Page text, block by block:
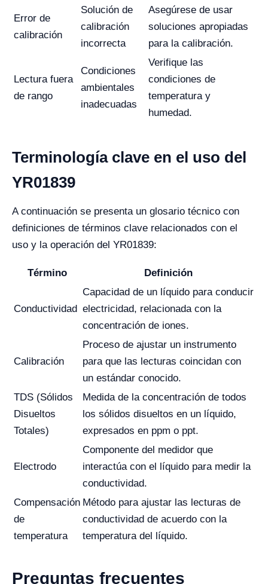
Error de
calibración
Solución de
calibración
incorrecta
Asegúrese de usar
soluciones apropiadas
para la calibración.
Lectura fuera
de rango
Condiciones
ambientales
inadecuadas
Verifique las
condiciones de
temperatura y
humedad.
Terminología clave en el uso del
YR01839
A continuación se presenta un glosario técnico con
definiciones de términos clave relacionados con el
uso y la operación del YR01839:
Término Definición
Conductividad
Capacidad de un líquido para conducir
electricidad, relacionada con la
concentración de iones.
Calibración
Proceso de ajustar un instrumento
para que las lecturas coincidan con
un estándar conocido.
TDS (Sólidos
Disueltos
Totales)
Medida de la concentración de todos
los sólidos disueltos en un líquido,
expresados en ppm o ppt.
Electrodo
Componente del medidor que
interactúa con el líquido para medir la
conductividad.
Compensación
de
temperatura
Método para ajustar las lecturas de
conductividad de acuerdo con la
temperatura del líquido.
Preguntas frecuentes